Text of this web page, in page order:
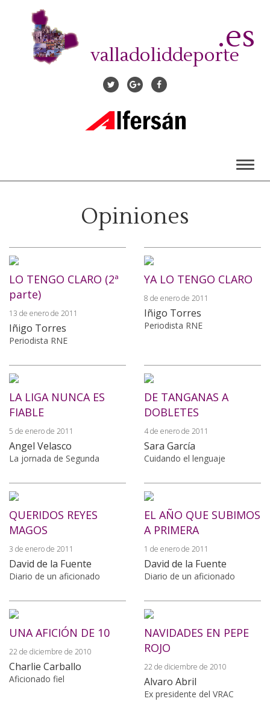
contenido
valladoliddeporte
.es
Opiniones
LO TENGO CLARO (2ª
parte)
13 de enero de 2011
Iñigo Torres
Periodista RNE
YA LO TENGO CLARO
8 de enero de 2011
Iñigo Torres
Periodista RNE
LA LIGA NUNCA ES
FIABLE
5 de enero de 2011
Angel Velasco
La jornada de Segunda
DE TANGANAS A
DOBLETES
4 de enero de 2011
Sara García
Cuidando el lenguaje
QUERIDOS REYES
MAGOS
3 de enero de 2011
David de la Fuente
Diario de un aficionado
EL AÑO QUE SUBIMOS
A PRIMERA
1 de enero de 2011
David de la Fuente
Diario de un aficionado
UNA AFICIÓN DE 10
22 de diciembre de 2010
Charlie Carballo
Aficionado fiel
NAVIDADES EN PEPE
ROJO
22 de diciembre de 2010
Alvaro Abril
Ex presidente del VRAC